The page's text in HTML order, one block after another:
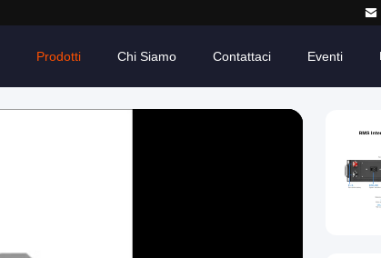
Prodotti Chi Siamo Contattaci Eventi